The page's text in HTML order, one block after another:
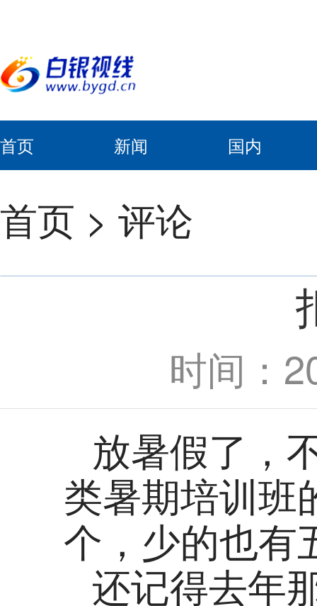
首页 新闻 国内
首页 > 评论
时间：
放暑假了，
类暑期培训班
个，少的也有
还记得去年